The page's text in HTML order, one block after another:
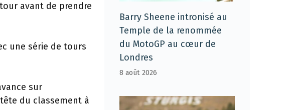
avant de prendre
une série de tours
sur
du classement à
Barry Sheene intronisé au
Temple de la renommée
du MotoGP au cœur de
Londres
8 août 2026